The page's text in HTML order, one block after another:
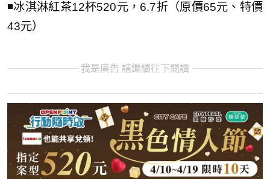
◾冰淇淋紅茶12杯520元，6.7折（原價65元、特價
43元）
我是廣告 請繼續往下閱讀